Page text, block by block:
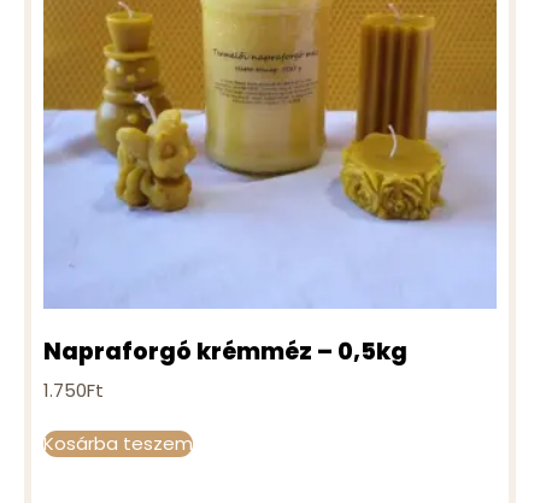
Napraforgó krémméz – 0,5kg
1.750Ft
Kosárba teszem